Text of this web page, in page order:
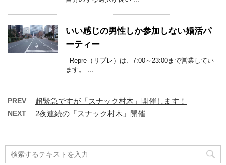
いい感じの男性しか参加しない婚活パ
ーティー
Repre（リプレ）は、7:00～23:00まで営業してい
ます。 ...
PREV 超緊急ですが「スナック村木」開催します！
NEXT 2夜連続の「スナック村木」開催